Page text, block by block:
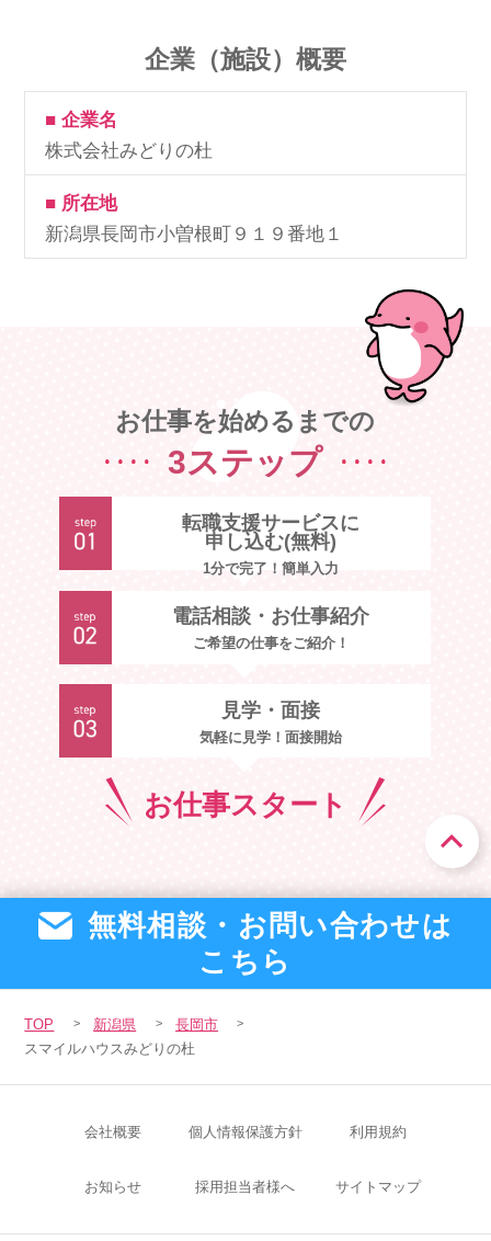
企業（施設）概要
■ 企業名
株式会社みどりの杜
■ 所在地
新潟県長岡市小曽根町９１９番地１
お仕事を始めるまでの
3ステップ
転職支援サービスに
申し込む(無料)
1分で完了！簡単入力
電話相談・お仕事紹介
ご希望の仕事をご紹介！
見学・面接
気軽に見学！面接開始
お仕事スタート
無料相談・お問い合わせは
こちら
TOP 新潟県
長岡市
スマイルハウスみどりの杜
会社概要 個人情報保護方針 利用規約
お知らせ 採用担当者様へ サイトマップ